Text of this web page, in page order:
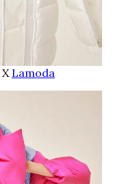
X Lamoda